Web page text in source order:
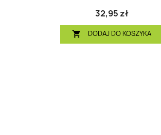
32,95 zł
 DODAJ DO KOSZYKA